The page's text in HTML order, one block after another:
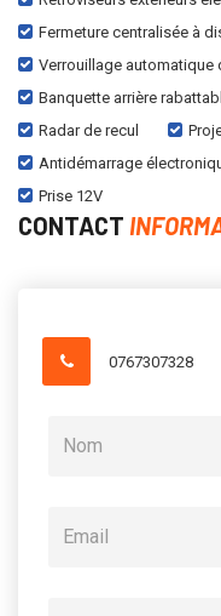
Fermeture centralisée à
Verrouillage automatique
Banquette arrière
Radar de recul
Antidémarrage
Prise 12V
CONTACT
0767307328